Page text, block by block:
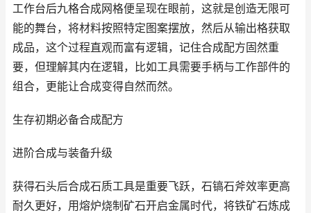
工作台后九格合成网格便呈现在眼前，这就是创造无限可
能的舞台，将材料按照特定图案摆放，然后从输出格获取
成品，这个过程直观而富有逻辑，记住合成配方固然重
要，但理解其内在逻辑，比如工具需要手柄与工作部件的
组合，更能让合成变得自然而然。
生存初期必备合成配方
进阶合成与装备升级
获得石头后合成石质工具是重要飞跃，石镐石斧效率更高
耐久更好，用熔炉烧制矿石开启金属时代，将铁矿石炼成